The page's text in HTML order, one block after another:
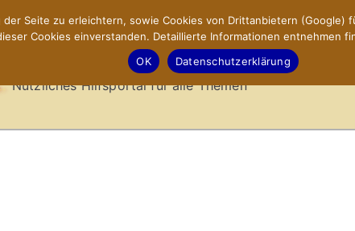
X-Sites.de –
Nützliches Hilfsportal für alle Themen
Seite zu erleichtern, sowie Cookies von Drittanbietern (Google)
Cookies einverstanden. Detaillierte Informationen entnehmen
OK
Datenschutzerklärung